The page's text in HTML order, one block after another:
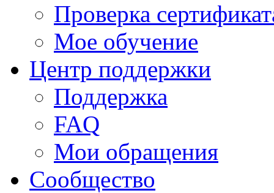
Проверка
Мое обучение
Центр поддержки
Поддержка
FAQ
Мои обращения
Сообщество